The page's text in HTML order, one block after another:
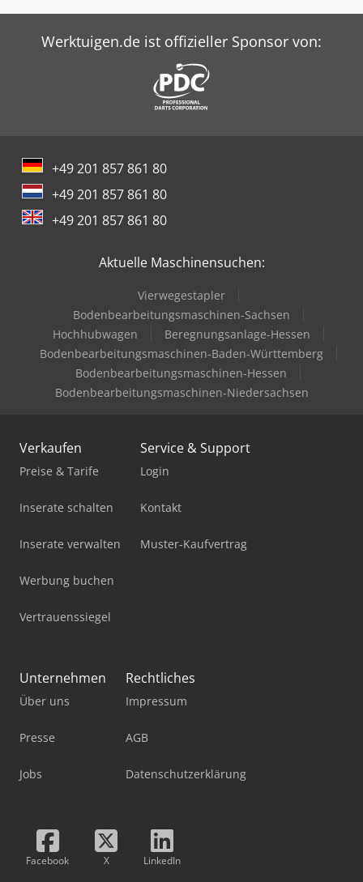
Werktuigen.de ist offizieller Sponsor von:
+49 201 857 861 80
+49 201 857 861 80
+49 201 857 861 80
Aktuelle Maschinensuchen:
Vierwegestapler
Bodenbearbeitungsmaschinen-Sachsen
Hochhubwagen
Beregnungsanlage-Hessen
Bodenbearbeitungsmaschinen-Baden-Württemberg
Bodenbearbeitungsmaschinen-Hessen
Bodenbearbeitungsmaschinen-Niedersachsen
Verkaufen
Preise & Tarife
Inserate schalten
Inserate verwalten
Werbung buchen
Vertrauenssiegel
Service & Support
Login
Kontakt
Muster-Kaufvertrag
Unternehmen
Über uns
Presse
Jobs
Rechtliches
Impressum
AGB
Datenschutzerklärung
Facebook X LinkedIn